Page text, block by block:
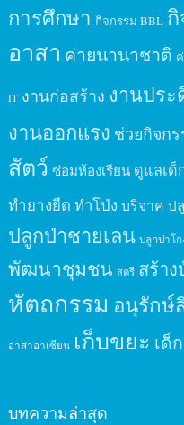
การศึกษา กิจกรรม BBL
อาสา ค่ายนานาชาติ
IT งานก่อสร้าง งานประ
งานออกแรง ช่วยกิจกร
สัตว์ ซ่อมห้องเรียน ดูแลเด็
ทำยางยืด ทำโป่ง บริจาค ป
ปลูกป่าชายเลน ปลูกป่าโก
พัฒนาชุมชน สตรี สร้า
หัตถกรรม อนุรักษ์
อาสาอาเซียน เก็บขยะ เด็
บทความล่าสุด